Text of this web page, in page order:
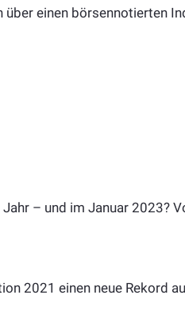
einen börsennotierten
– und im Januar 2023?
2021 einen neue Rekord